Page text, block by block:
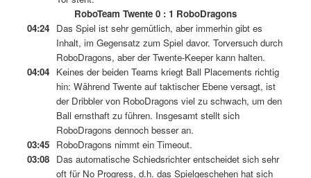
RoboTeam Twente 0 : 1 RoboDragons
04:24 Das Spiel ist sehr gemütlich, aber immerhin gibt es
Inhalt, im Gegensatz zum Spiel davor. Torversuch durch
RoboDragons, aber der Twente-Keeper kann halten.
04:04 Keines der beiden Teams kriegt Ball Placements richtig
hin: Während Twente auf taktischer Ebene versagt, ist
der Dribbler von RoboDragons viel zu schwach, um den
Ball ernsthaft zu führen. Insgesamt stellt sich
RoboDragons dennoch besser an.
03:45 RoboDragons nimmt ein Timeout.
03:08 Das automatische Schiedsrichter entscheidet sich sehr
oft für No Progress, d.h. das Spielgeschehen hat sich